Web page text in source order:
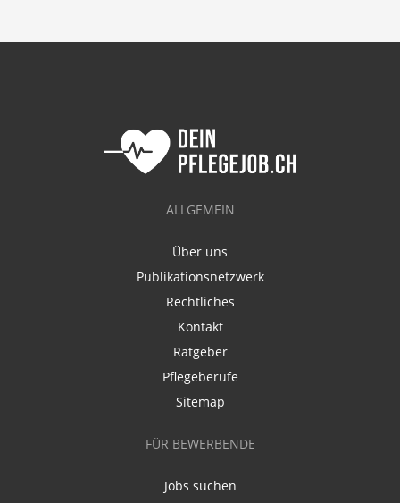
ALLGEMEIN
Über uns
Publikationsnetzwerk
Rechtliches
Kontakt
Ratgeber
Pflegeberufe
Sitemap
FÜR BEWERBENDE
Jobs suchen